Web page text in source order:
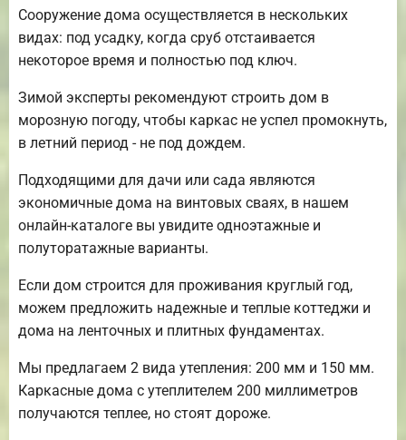
Сооружение дома осуществляется в нескольких
видах: под усадку, когда сруб отстаивается
некоторое время и полностью под ключ.
Зимой эксперты рекомендуют строить дом в
морозную погоду, чтобы каркас не успел промокнуть,
в летний период - не под дождем.
Подходящими для дачи или сада являются
экономичные дома на винтовых сваях, в нашем
онлайн-каталоге вы увидите одноэтажные и
полуторатажные варианты.
Если дом строится для проживания круглый год,
можем предложить надежные и теплые коттеджи и
дома на ленточных и плитных фундаментах.
Мы предлагаем 2 вида утепления: 200 мм и 150 мм.
Каркасные дома с утеплителем 200 миллиметров
получаются теплее, но стоят дороже.